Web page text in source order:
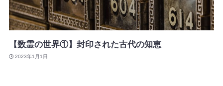
【数霊の世界①】封印された古代の知恵
2023年1月1日